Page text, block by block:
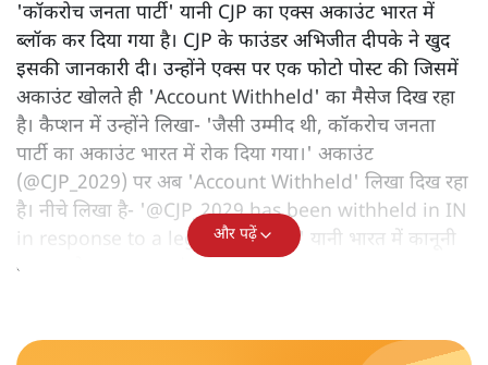
'कॉकरोच जनता पार्टी' यानी CJP का एक्स अकाउंट भारत में
ब्लॉक कर दिया गया है। CJP के फाउंडर अभिजीत दीपके ने खुद
इसकी जानकारी दी। उन्होंने एक्स पर एक फोटो पोस्ट की जिसमें
अकाउंट खोलते ही 'Account Withheld' का मैसेज दिख रहा
है। कैप्शन में उन्होंने लिखा- 'जैसी उम्मीद थी, कॉकरोच जनता
पार्टी का अकाउंट भारत में रोक दिया गया।' अकाउंट
(@CJP_2029) पर अब 'Account Withheld' लिखा दिख रहा
है। नीचे लिखा है- '@CJP_2029 has been withheld in IN
in response to a legal demand.' यानी भारत में कानूनी
बाध्यता के कारण अकाउंट रोका गया है।
और पढ़ें